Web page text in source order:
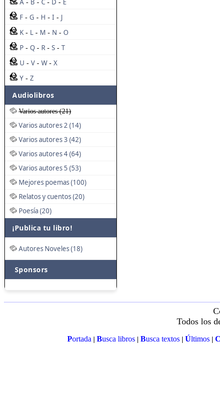
A - B - C - D - E
F - G - H - I - J
K - L - M - N - O
P - Q - R - S - T
U - V - W - X
Y - Z
Audiolibros
Varios autores (21)
Varios autores 2 (14)
Varios autores 3 (42)
Varios autores 4 (64)
Varios autores 5 (53)
Mejores poemas (100)
Relatos y cuentos (20)
Poesía (20)
¡Publica tu libro!
Autores Noveles (18)
Sponsors
Todos los
Portada| Busca libros| Busca textos| Últimos|